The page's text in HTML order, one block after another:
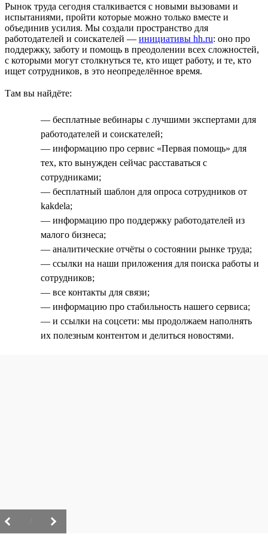
Рынок труда сегодня сталкивается с новыми вызовами и
испытаниями, пройти которые можно только вместе и
объединив усилия. Мы создали пространство для
работодателей и соискателей — инициативы hh.ru: оно про
поддержку, заботу и помощь в преодолении всех сложностей,
с которыми могут столкнуться те, кто ищет работу, и те, кто
ищет сотрудников, в это неопределённое время.
Там вы найдёте:
— бесплатные вебинары с лучшими экспертами для
работодателей и соискателей;
— информацию про сервис «Первая помощь» для
тех, кто вынужден сейчас расставаться с
сотрудниками;
— бесплатный шаблон для опроса сотрудников от
kakdela;
— информацию про поддержку работодателей из
малого бизнеса;
— аналитические отчёты о состоянии рынке труда;
— ссылки на наши приложения для поиска работы и
сотрудников;
— все контакты для связи;
— информацию про стабильность нашего сервиса;
— и ссылки на соцсети: мы продолжаем наполнять
их полезным контентом и делиться новостями.